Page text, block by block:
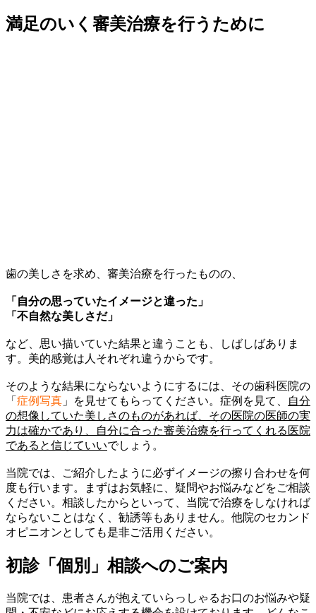
満足のいく審美治療を行うために
歯の美しさを求め、審美治療を行ったものの、
「自分の思っていたイメージと違った」
「不自然な美しさだ」
など、思い描いていた結果と違うことも、しばしばありま
す。美的感覚は人それぞれ違うからです。
そのような結果にならないようにするには、その歯科医院の
「 症例写真 」を見せてもらってください。症例を見て、
自分
の想像していた美しさのものがあれば、その医院の医師の実
力は確かであり、自分に合った審美治療を行ってくれる医院
であると信じていいでしょう。
当院では、ご紹介したように必ずイメージの擦り合わせを何
度も行います。まずはお気軽に、疑問やお悩みなどをご相談
ください。相談したからといって、当院で治療をしなければ
ならないことはなく、勧誘等もありません。他院のセカンド
オピニオンとしても是非ご活用ください。
初診「個別」相談へのご案内
当院では、患者さんが抱えていらっしゃるお口のお悩みや疑